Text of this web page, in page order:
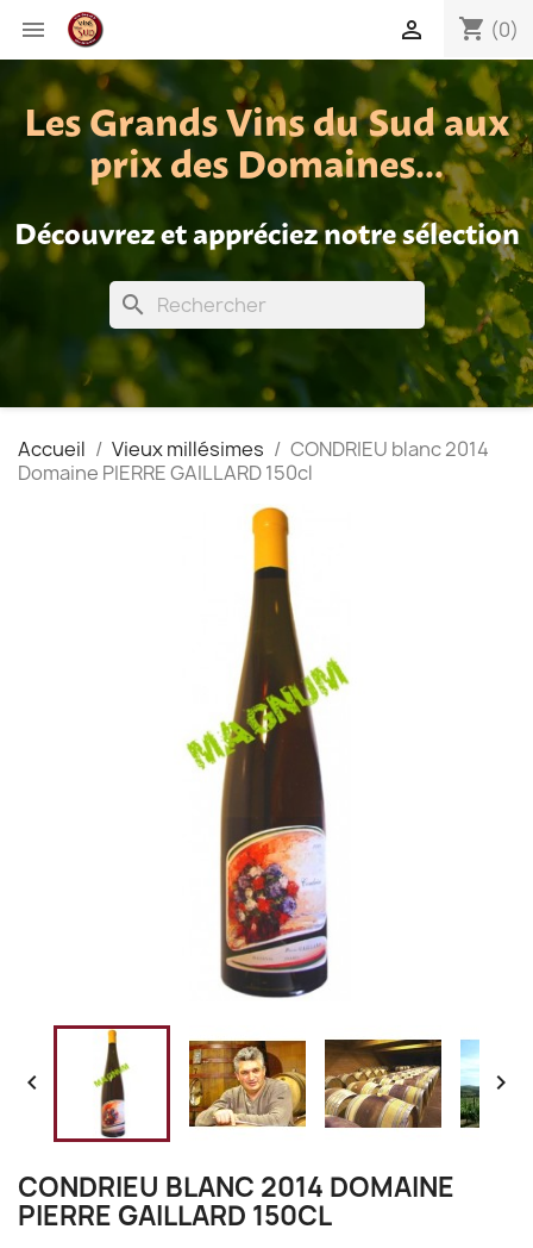
 shopping_cart (0)

Les Grands Vins du Sud aux
prix des Domaines...
Découvrez et appréciez notre sélection
search
Accueil Vieux millésimes
CONDRIEU blanc 2014
Domaine PIERRE GAILLARD 150cl
 
CONDRIEU BLANC 2014 DOMAINE
PIERRE GAILLARD 150CL